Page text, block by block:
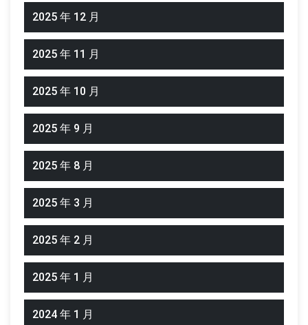
2025 年 12 月
2025 年 11 月
2025 年 10 月
2025 年 9 月
2025 年 8 月
2025 年 3 月
2025 年 2 月
2025 年 1 月
2024 年 1 月